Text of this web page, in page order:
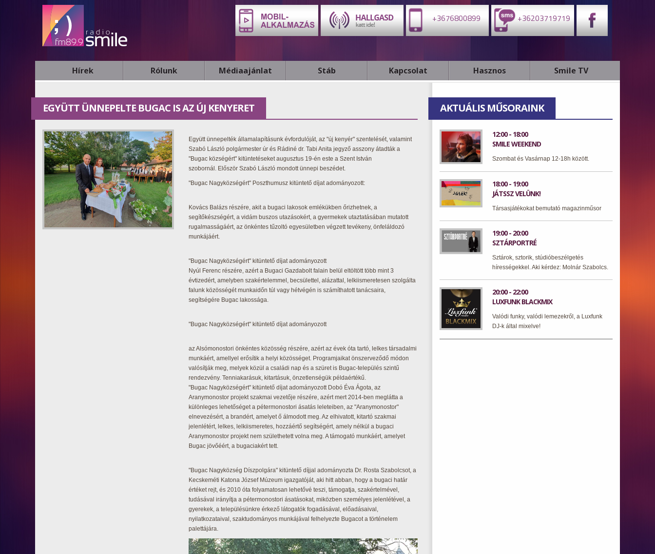
+3676800899 +36203719719
Hírek Rólunk Médiaajánlat Stáb Kapcsolat Hasznos Smile TV
EGYÜTT ÜNNEPELTE BUGAC IS AZ ÚJ KENYERET
Együtt ünnepelték államalapításunk évfordulóját, az "új kenyér" szentelését, valamint
Szabó László polgármester úr és Rádiné dr. Tabi Anita jegyző asszony átadták a
"Bugac községért" kitüntetéseket augusztus 19-én este a Szent István
szobornál. Először Szabó László mondott ünnepi beszédet.
"Bugac Nagyközségért" Poszthumusz kitüntető díjat adományozott:
Kovács Balázs részére, akit a bugaci lakosok emlékükben őrizhetnek, a
segítőkészségért, a vidám buszos utazásokért, a gyermekek utaztatásában mutatott
rugalmasságáért, az önkéntes tűzoltó egyesületben végzett tevékeny, önfeláldozó
munkájáért.
"Bugac Nagyközségért" kitüntető díjat adományozott
Nyúl Ferenc részére, azért a Bugaci Gazdabolt falain belül eltöltött több mint 3
évtizedért, amelyben szakértelemmel, becsülettel, alázattal, lelkiismeretesen szolgálta
falunk közösségét munkaidőn túl vagy hétvégén is számíthatott tanácsaira,
segítségére Bugac lakossága.
"Bugac Nagyközségért" kitüntető díjat adományozott
az Alsómonostori önkéntes közösség részére, azért az évek óta tartó, lelkes társadalmi
munkáért, amellyel erősítik a helyi közösséget. Programjaikat önszerveződő módon
valósítják meg, melyek közül a családi nap és a szüret is Bugac-település szintű
rendezvény. Tenniakarásuk, kitartásuk, önzetlenségük példaértékű.
"Bugac Nagyközségért" kitüntető díjat adományozott Dobó Éva Ágota, az
Aranymonostor projekt szakmai vezetője részére, azért mert 2014-ben meglátta a
különleges lehetőséget a pétermonostori ásatás leleteiben, az "Aranymonostor"
elnevezésért, a brandért, amelyet ő álmodott meg. Az elhivatott, kitartó szakmai
jelenlétért, lelkes, lelkiismeretes, hozzáértő segítségért, amely nélkül a bugaci
Aranymonostor projekt nem születhetett volna meg. A támogató munkáért, amelyet
Bugac jövőéért, a bugaciakért tett.
"Bugac Nagyközség Díszpolgára" kitüntető díjjal adományozta Dr. Rosta Szabolcsot, a
Kecskeméti Katona József Múzeum igazgatóját, aki hitt abban, hogy a bugaci határ
értéket rejt, és 2010 óta folyamatosan lehetővé teszi, támogatja, szakértelmével,
tudásával irányítja a pétermonostori ásatásokat, miközben személyes jelenlétével, a
gyerekek, a településünkre érkező látogatók fogadásával, előadásaival,
nyilatkozataival, szaktudományos munkájával felhelyezte Bugacot a történelem
palettájára.
AKTUÁLIS MŰSORAINK
12:00 - 18:00
SMILE WEEKEND
Szombat és Vasárnap 12-18h között.
18:00 - 19:00
JÁTSSZ VELÜNK!
Társasjátékokat bemutató magazinműsor
19:00 - 20:00
SZTÁRPORTRÉ
Sztárok, sztorik, stúdióbeszélgetés
hírességekkel. Aki kérdez: Molnár Szabolcs.
20:00 - 22:00
LUXFUNK BLACKMIX
Valódi funky, valódi lemezekről, a Luxfunk
DJ-k által mixelve!